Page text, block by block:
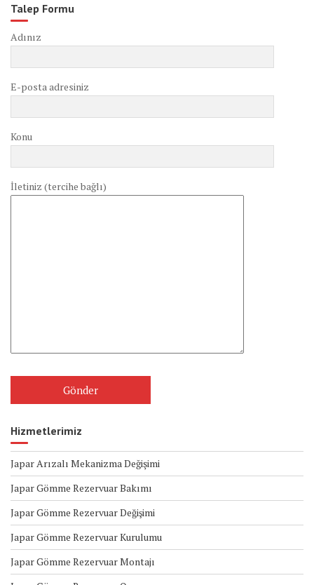
Talep Formu
Adınız
E-posta adresiniz
Konu
İletiniz (tercihe bağlı)
Hizmetlerimiz
Japar Arızalı Mekanizma Değişimi
Japar Gömme Rezervuar Bakımı
Japar Gömme Rezervuar Değişimi
Japar Gömme Rezervuar Kurulumu
Japar Gömme Rezervuar Montajı